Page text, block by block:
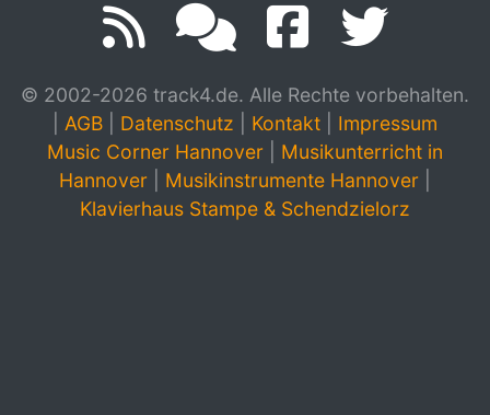
© 2002-2026 track4.de. Alle Rechte vorbehalten.
AGB Datenschutz Kontakt
Impressum
Music Corner Hannover
Musikunterricht in
Hannover
Musikinstrumente Hannover
Klavierhaus Stampe & Schendzielorz